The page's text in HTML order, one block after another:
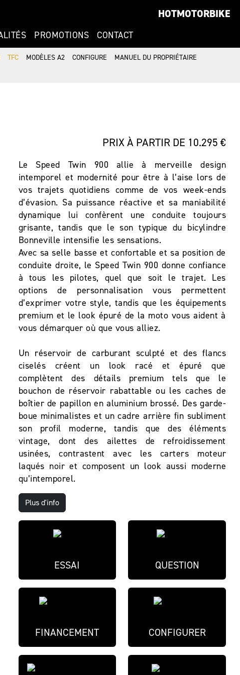
HOTMOTORBIKE
PROMOTIONS CONTACT
TFC MODÈLES A2 CONFIGURE
MANUEL DU PROPRIÉTAIRE
PRIX À PARTIR DE 10.295 €
Le Speed Twin 900 allie à merveille design
intemporel et modernité pour être à l’aise lors de
vos trajets quotidiens comme de vos week-ends
d’évasion. Sa puissance réactive et sa maniabilité
dynamique lui confèrent une conduite toujours
grisante, tandis que le son typique du bicylindre
Bonneville intensifie les sensations.
Avec sa selle basse et confortable et sa position de
conduite droite, le Speed Twin 900 donne confiance
à tous les pilotes, quel que soit le trajet. Les
options de personnalisation vous permettent
d’exprimer votre style, tandis que les équipements
premium et le look épuré de la moto vous aident à
vous démarquer où que vous alliez.
Un réservoir de carburant sculpté et des flancs
ciselés créent un look racé et épuré que
complètent des détails premium tels que le
bouchon de réservoir rabattable ou les caches de
boîtier de papillon en aluminium brossé. Des garde-
boue minimalistes et un cadre arrière fin subliment
son profil moderne, tandis que des éléments
vintage, dont des ailettes de refroidissement
usinées, contrastent avec les carters moteur
laqués noir et composent un look aussi moderne
qu’intemporel.
Plus d'info
ESSAI QUESTION
FINANCEMENT CONFIGURER